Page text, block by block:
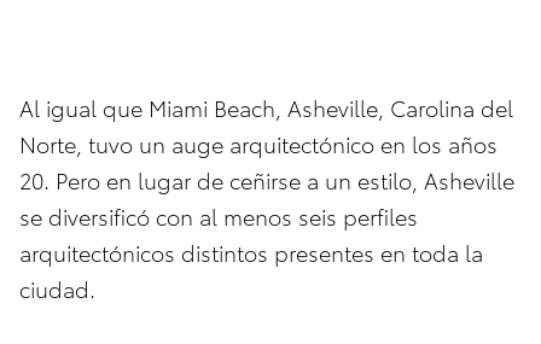
Al igual que Miami Beach, Asheville, Carolina del
Norte, tuvo un auge arquitectónico en los años
20. Pero en lugar de ceñirse a un estilo, Asheville
se diversificó con al menos seis perfiles
arquitectónicos distintos presentes en toda la
ciudad.